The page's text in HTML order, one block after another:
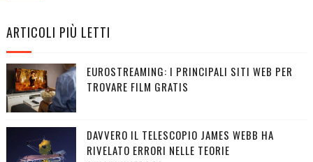
ARTICOLI PIÙ LETTI
EUROSTREAMING: I PRINCIPALI SITI WEB PER
TROVARE FILM GRATIS
DAVVERO IL TELESCOPIO JAMES WEBB HA
RIVELATO ERRORI NELLE TEORIE